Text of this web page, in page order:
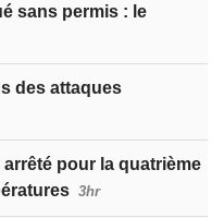
sans permis : le
des attaques
pour la quatrième
3hr